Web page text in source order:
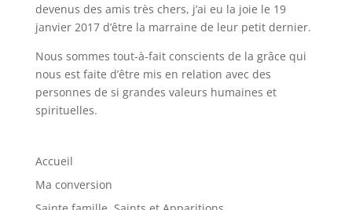
devenus des amis très chers, j’ai eu la joie le 19
janvier 2017 d’être la marraine de leur petit dernier.
Nous sommes tout-à-fait conscients de la grâce qui
nous est faite d’être mis en relation avec des
personnes de si grandes valeurs humaines et
spirituelles.
Accueil
Ma conversion